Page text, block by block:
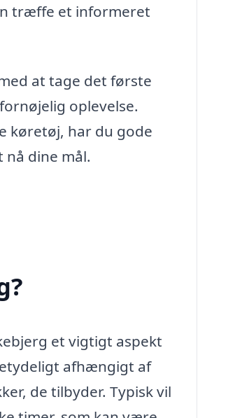
træffe et informeret
at tage det første
oplevelse.
køretøj, har du gode
dine mål.
et vigtigt aspekt
afhængigt af
de tilbyder. Typisk vil